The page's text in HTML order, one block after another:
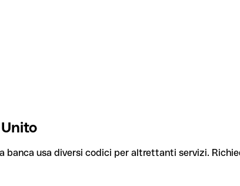
banca usa diversi codici per altrettanti servizi.